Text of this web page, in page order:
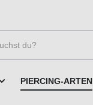
PIERCING-ARTEN